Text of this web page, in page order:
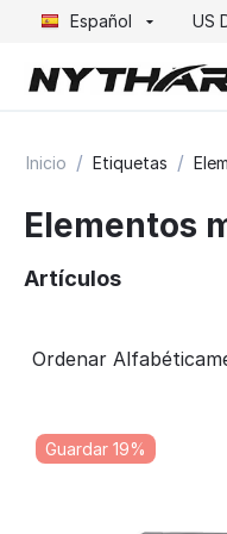
Español US
Inicio / Etiquetas /
Elementos
Artículos
Ordenar
Guardar 19%